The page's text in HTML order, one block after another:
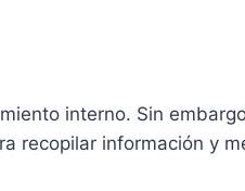
interno. Sin
recopilar información y